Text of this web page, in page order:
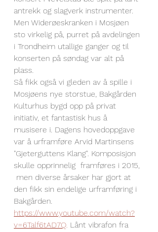
antrekk og slagverk instrumenter.
Men Widerøeskranken i Mosjøen
sto virkelig på, purret på avdelingen
i Trondheim utallige ganger og til
konserten på søndag var alt på
plass.
Så fikk også vi gleden av å spille i
Mosjøens nye storstue, Bakgården
Kulturhus bygd opp på privat
initiativ, et fantastisk hus å
musisere i. Dagens hovedoppgave
var å urframføre Arvid Martinsens
"Gjeterguttens Klang". Komposisjon
skulle opprinnelig  framføres i 2015,
men diverse årsaker har gjort at
den fikk sin endelige urframføring i
Bakgården.
https://www.youtube.com/watch?
v=6Talf6tAD7Q. Lånt vibrafon fra